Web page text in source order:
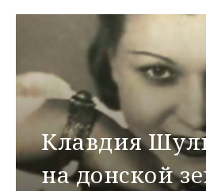
Клавдия
на донской